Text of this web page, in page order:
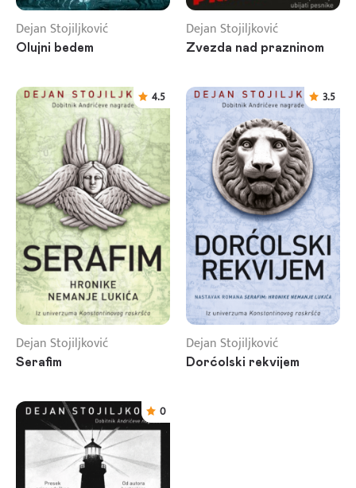
Dejan Stojiljković
Olujni bedem
Dejan Stojiljković
Zvezda nad prazninom
4.5
Dejan Stojiljković
Serafim
3.5
Dejan Stojiljković
Dorćolski rekvijem
0